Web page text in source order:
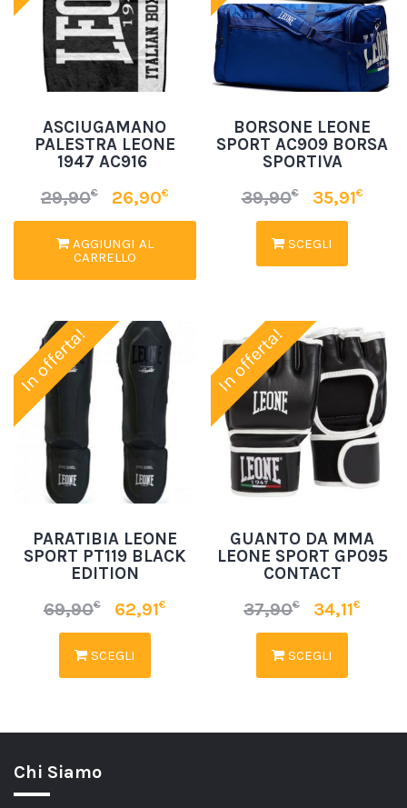
ASCIUGAMANO
PALESTRA LEONE
1947 AC916
29,90€ 26,90€
AGGIUNGI AL
CARRELLO
BORSONE LEONE
SPORT AC909 BORSA
SPORTIVA
39,90€ 35,91€
SCEGLI
In offerta!
PARATIBIA LEONE
SPORT PT119 BLACK
EDITION
69,90€ 62,91€
SCEGLI
In offerta!
GUANTO DA MMA
LEONE SPORT GP095
CONTACT
37,90€ 34,11€
SCEGLI
Chi Siamo